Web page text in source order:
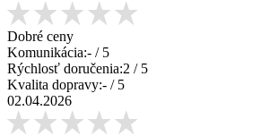
Dobré ceny
Komunikácia:- / 5
Rýchlosť doručenia:2 / 5
Kvalita dopravy:- / 5
02.04.2026